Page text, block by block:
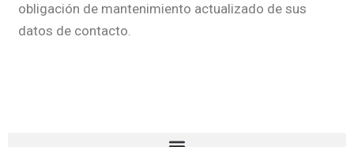
obligación de mantenimiento actualizado de sus
datos de contacto.